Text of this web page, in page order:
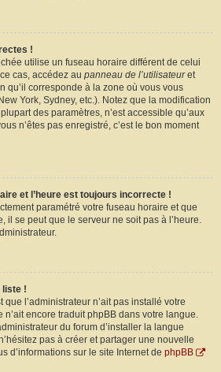
!
utilise un fuseau horaire différent de celui
cas, accédez au panneau de l’utilisateuret
qu’il corresponde à la zone où vous vous
York, Sydney, etc.). Notez que la modification
des paramètres, n’est accessible qu’aux
n’êtes pas enregistré, c’est le bon moment
et l’heure est toujours incorrecte !
paramétré votre fuseau horaire et que
il se peut que le serveur ne soit pas à l’heure.
liste !
l’administrateur n’ait pas installé votre
n’ait encore traduit phpBB dans votre langue.
du forum d’installer la langue
pas à créer et partager une nouvelle
d’informations sur le site Internet de phpBB